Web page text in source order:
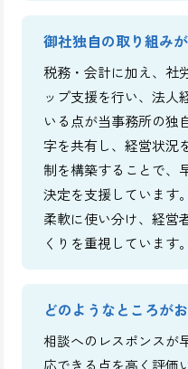
御社独自の取り組み
税務・会計に加え、社
ップ支援を行い、法人
いる点が当事務所の独
字を共有し、経営状況
制を構築することで、
決定を支援しています
柔軟に使い分け、経営
くりを重視しています。
どのようなところが
相談へのレスポンスが